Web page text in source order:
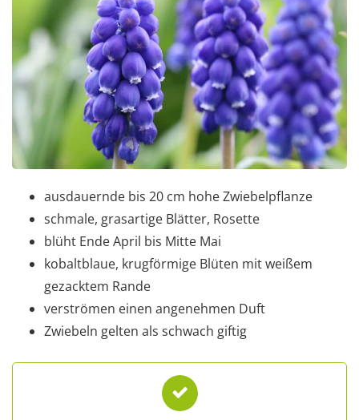
ausdauernde bis 20 cm hohe Zwiebelpflanze
schmale, grasartige Blätter, Rosette
blüht Ende April bis Mitte Mai
kobaltblaue, krugförmige Blüten mit weißem
gezacktem Rande
verströmen einen angenehmen Duft
Zwiebeln gelten als schwach giftig